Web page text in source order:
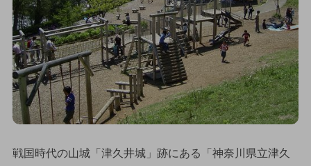
戦国時代の山城「津久井城」跡にある「神奈川県立津久